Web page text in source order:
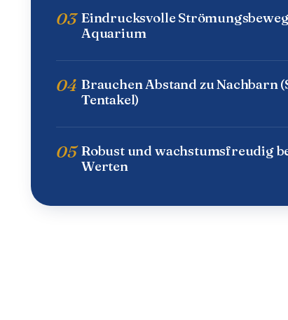
03 Eindrucksvolle
Aquarium
04 Brauchen Abstand zu Nachbarn
Tentakel)
05 Robust und wachstumsfreudig
Werten